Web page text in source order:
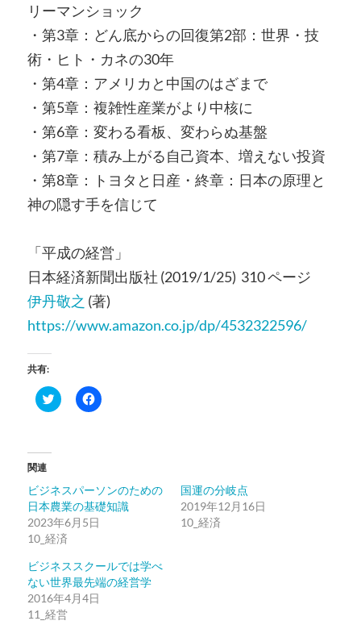
リーマンショック
・第3章：どん底からの回復第2部：世界・技
術・ヒト・カネの30年
・第4章：アメリカと中国のはざまで
・第5章：複雑性産業がより中核に
・第6章：変わる看板、変わらぬ基盤
・第7章：積み上がる自己資本、増えない投資
・第8章：トヨタと日産・終章：日本の原理と
神の隠す手を信じて
「平成の経営」
日本経済新聞出版社 (2019/1/25) 310 ページ
伊丹敬之 (著)
https://www.amazon.co.jp/dp/4532322596/
共有:
ク
リ
有
(新
し
い
ウ
ィ
ド
ウ
で
開
き
ま
Facebook
で
リ
ッ
ク
し
て
さ
い
(新
し
い
関連
ビジネスパーソンのための
日本農業の基礎知識
2023年6月5日
10_経済
国運の分岐点
2019年12月16日
10_経済
ビジネススクールでは学べ
ない世界最先端の経営学
2016年4月4日
11_経営